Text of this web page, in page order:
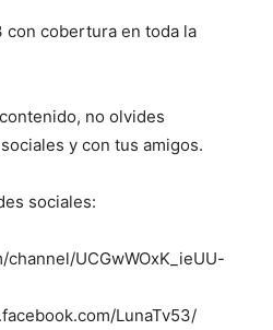
con cobertura en toda la
no olvides
y con tus amigos.
sociales:
UCGwWOxK_ieUU-
LunaTv53/